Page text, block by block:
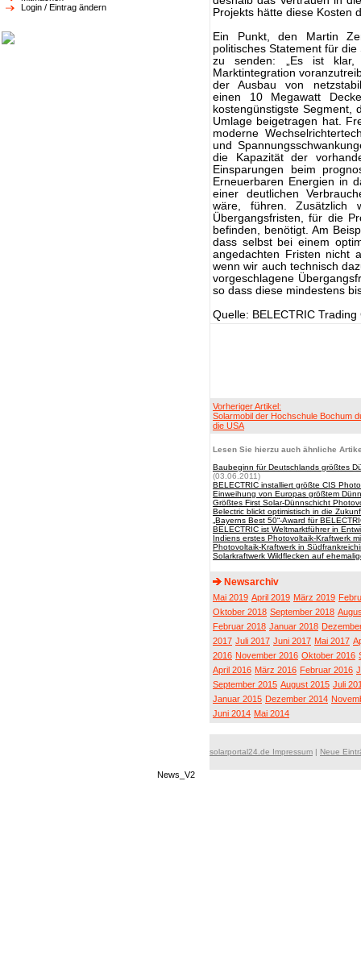
Login / Eintrag ändern
Projekts hätte diese Kosten
Ein Punkt, den Martin
politisches Statement für
zu senden: „Es ist
Marktintegration
der Ausbau von
einen 10 Megawatt
kostengünstigste
Umlage beigetragen hat.
moderne
und
die Kapazität der
Einsparungen beim
Erneuerbaren Energien in
einer deutlichen
wäre, führen. Zusätzlich
Übergangsfristen, für die
befinden, benötigt. Am
dass selbst bei einem
angedachten Fristen nicht
wenn wir auch technisch
vorgeschlagene
so dass diese mindestens
Quelle: BELECTRIC Trading
Vorheriger Artikel:
Solarmobil der Hochschule Bochum
die USA
Lesen Sie hierzu auch ähnliche
Baubeginn für Deutschlands größtes
(03.06.2011)
BELECTRIC installiert größte CIS
Einweihung von Europas größtem
Größtes First Solar-Dünnschicht
Belectric blickt optimistisch in die
„Bayerns Best 50“-Award für
BELECTRIC ist Weltmarktführer in
Indiens erstes Photovoltaik-Kraftwerk
Photovoltaik-Kraftwerk in
Solarkraftwerk Wildflecken auf
Newsarchiv
Mai 2019 April 2019 März 2019
Oktober 2018 September 2018
Februar 2018 Januar 2018
2017 Juli 2017 Juni 2017 Mai 2017
2016 November 2016 Oktober 2016
April 2016 März 2016 Februar 2016
September 2015 August 2015 Juli
Januar 2015 Dezember 2014
Juni 2014 Mai 2014
solarportal24.de Impressum | Neue
News_V2